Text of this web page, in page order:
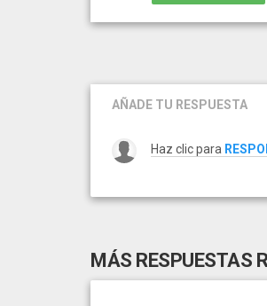
AÑADE TU RESPUESTA
Haz clic para
MÁS RESPUESTAS